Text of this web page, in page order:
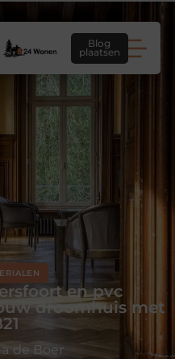
Blog
plaatsen
en pvc
droomhuis met
de Boer